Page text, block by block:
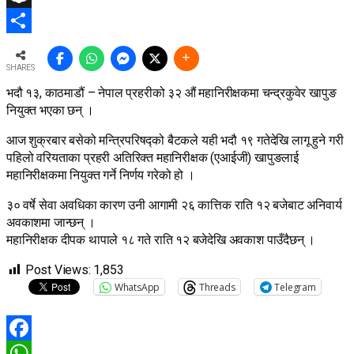
Snapchat
SHARES
भदौ १३, काठमाडौं – नेपाल प्रहरीको ३२ औं महानिरीक्षकमा चन्द्रकुवेर खापुङ
नियुक्त भएका छन् ।
आज शुक्रबार बसेको मन्त्रिपरिषद्को बैटकले यही भदौ १९ गतेदेखि लागू हुने गरी
पहिलो वरियताका प्रहरी अतिरिक्त महानिरीक्षक (एआईजी) खापुङलाई
महानिरीक्षकमा नियुक्त गर्ने निर्णय गरेको हो ।
३० वर्षे सेवा अवधिका कारण उनी आगामी २६ कात्तिक राति १२ बजेबाट अनिवार्य
अवकाशमा जान्छन् ।
महानिरीक्षक दीपक थापाले १८ गते राति १२ बजेदेखि अवकाश पाउँदैछन् ।
Post Views: 1,853
WhatsApp Threads Telegram